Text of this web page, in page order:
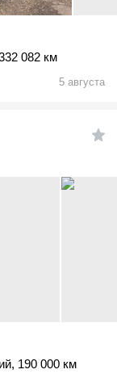
082 км
5 августа
, 190 000 км